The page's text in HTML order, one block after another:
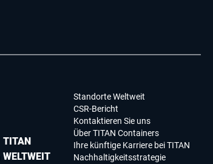
TITAN
WELTWEIT
Standorte Weltweit
CSR-Bericht
Kontaktieren Sie uns
Über TITAN Containers
Ihre künftige Karriere bei TITAN
Nachhaltigkeitsstrategie